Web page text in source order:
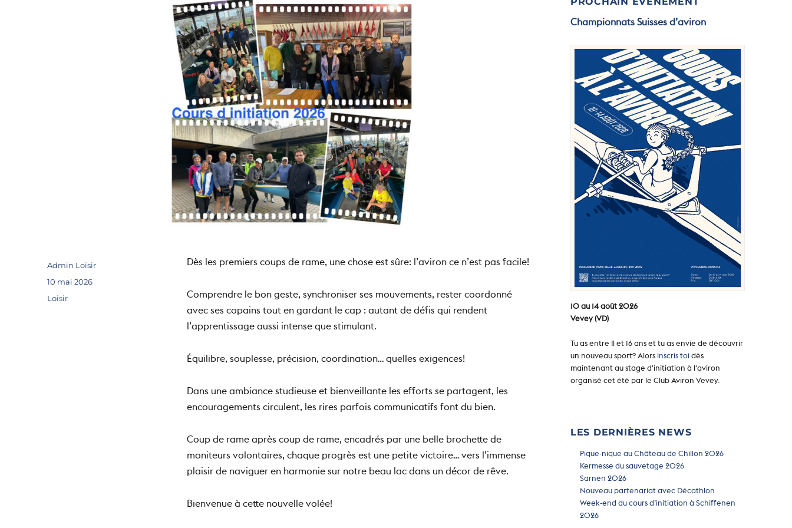
Dès les premiers coups de rame, une chose est sûre: l’aviron ce n’est pas facile!
Comprendre le bon geste, synchroniser ses mouvements, rester coordonné
avec ses copains tout en gardant le cap : autant de défis qui rendent
l’apprentissage aussi intense que stimulant.
Équilibre, souplesse, précision, coordination… quelles exigences!
Dans une ambiance studieuse et bienveillante les efforts se partagent, les
encouragements circulent, les rires parfois communicatifs font du bien.
Coup de rame après coup de rame, encadrés par une belle brochette de
moniteurs volontaires, chaque progrès est une petite victoire… vers l’immense
plaisir de naviguer en harmonie sur notre beau lac dans un décor de rêve.
Bienvenue à cette nouvelle volée!
Auteur
Admin Loisir
Publié
le
10 mai 2026
Catégories
Loisir
Championnats Suisses d’aviron
10 au 14 août 2026
Vevey (VD)
Tu as entre Il et 16 ans et tu as envie de découvrir
un nouveau sport? Alorsinscris toidès
maintenant au stage d'initiation à l'aviron
organisé cet été par le Club Aviron Vevey.
LES DERNIÈRES NEWS
Pique-nique au Château de Chillon 2026
Kermesse du sauvetage 2026
Sarnen 2026
Nouveau partenariat avec Décathlon
Week-end du cours d’initiation à Schiffenen
2026